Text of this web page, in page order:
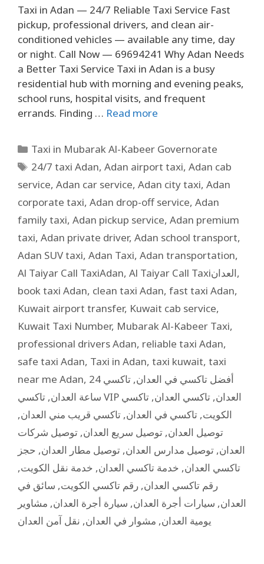
Taxi in Adan — 24/7 Reliable Taxi Service Fast
pickup, professional drivers, and clean air-
conditioned vehicles — available any time, day
or night. Call Now — 69694241 Why Adan Needs
a Better Taxi Service Taxi in Adan is a busy
residential hub with morning and evening peaks,
school runs, hospital visits, and frequent
errands. Finding … Read more
Taxi in Mubarak Al-Kabeer Governorate
24/7 taxi Adan,Adan airport taxi,Adan cab
service, Adan car service, Adan city taxi, Adan
corporate taxi, Adan drop-off service, Adan
family taxi, Adan pickup service, Adan premium
taxi, Adan private driver, Adan school transport,
Adan SUV taxi, Adan Taxi, Adan transportation,
Al Taiyar Call TaxiAdan, Al Taiyar Call Taxiالعدان,
book taxi Adan, clean taxi Adan, fast taxi Adan,
Kuwait airport transfer, Kuwait cab service,
Kuwait Taxi Number, Mubarak Al-Kabeer Taxi,
professional drivers Adan, reliable taxi Adan,
safe taxi Adan, Taxi in Adan, taxi kuwait, taxi
near me Adan, أفضل تاكسي في العدان,
تاكسي 24
ساعة العدان, تاكسي VIP العدان, تاكسي العدان, تاكسي
الكويت, تاكسي في العدان, تاكسي قريب مني العدان,
توصيل العدان, توصيل سريع العدان, توصيل شركات
العدان, توصيل مدارس العدان, توصيل مطار العدان, حجز
تاكسي العدان, خدمة تاكسي العدان, خدمة نقل الكويت,
رقم تاكسي العدان, رقم تاكسي الكويت, سائق في
العدان, سيارات أجرة العدان, سيارة أجرة العدان, مشاوير
يومية العدان, مشوار في العدان, نقل آمن العدان